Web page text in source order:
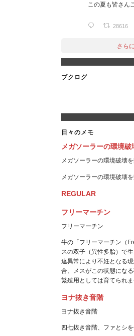
この夏も皆さん
28616
さら
ブクログ
日々のメモ
メガソーラーの環境
メガソーラーの環境破壊
メガソーラーの環境破壊
REGULAR
フリーマーチン
フリーマーチン
牛の「フリーマーチン（
スの双子（異性多胎）で
達異常により不妊となる
合、メスがこの状態にな
繁殖用としては育てられま
ヨナ抜き音階
ヨナ抜き音階
四七抜き音階、ファとシ